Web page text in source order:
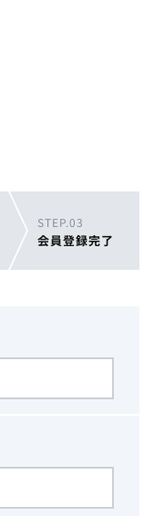
STEP.03
会員登録完了